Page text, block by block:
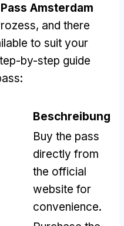
Amsterdam
and there
to suit your
by-step guide
:
Beschreibung
Buy the pass
directly from
the official
website for
convenience.